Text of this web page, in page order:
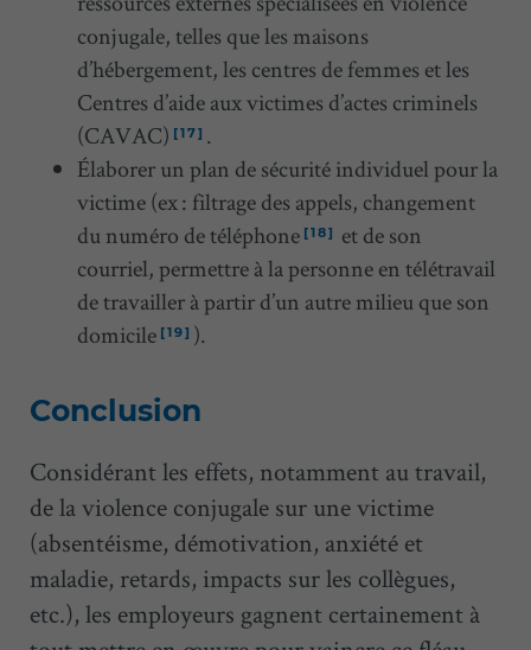
conjugale, telles que les maisons
d’hébergement, les centres de femmes et les
Centres d’aide aux victimes d’actes criminels
(CAVAC) [17] .
Élaborer un plan de sécurité individuel pour la
victime (ex : filtrage des appels, changement
du numéro de téléphone [18]
et de son
courriel, permettre à la personne en télétravail
de travailler à partir d’un autre milieu que son
domicile [19] ).
Conclusion
Considérant les effets, notamment au travail,
de la violence conjugale sur une victime
(absentéisme, démotivation, anxiété et
maladie, retards, impacts sur les collègues,
etc.), les employeurs gagnent certainement à